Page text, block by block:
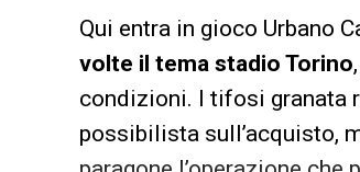
Qui entra in gioco Urbano
volte il tema stadio Torino
condizioni. I tifosi granata
possibilista sull’acquisto,